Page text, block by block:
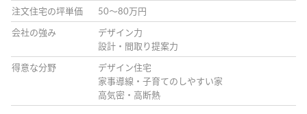
注文住宅の坪単価 50〜80万円
会社の強み
デザイン力
設計・間取り提案力
得意な分野
デザイン住宅
家事導線・子育てのしやすい家
高気密・高断熱